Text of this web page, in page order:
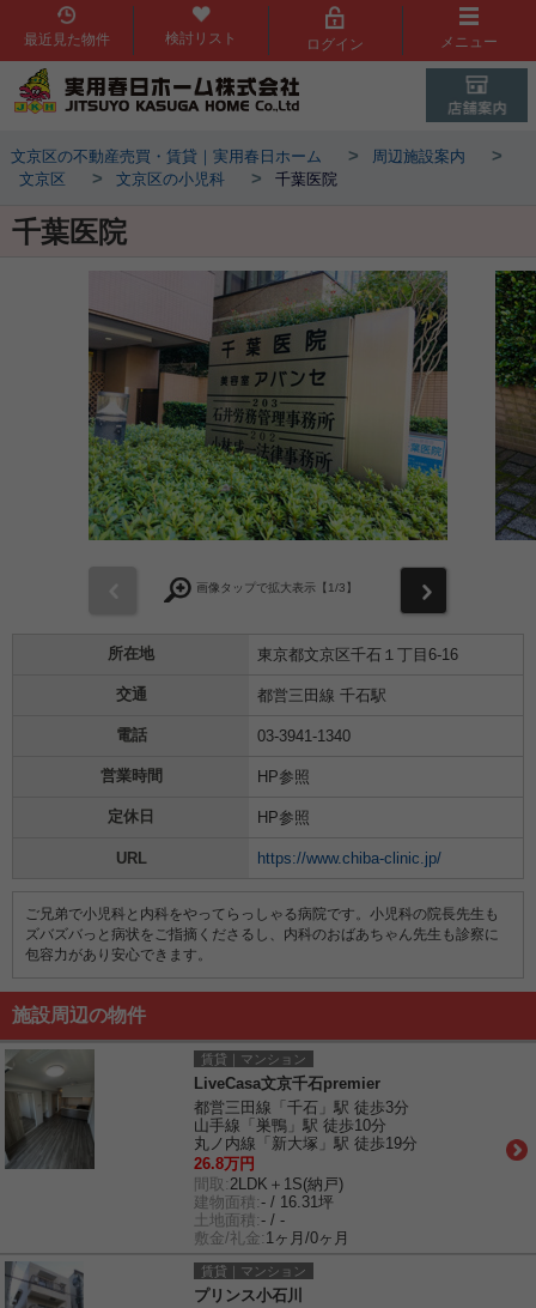
最近見た物件 検討リスト ログイン メニュー
文京区の不動産売買・賃貸｜実用春日ホーム > 周辺施設案内 >
文京区 > 文京区の小児科 > 千葉医院
千葉医院
画像タップで拡大表示【 1/3】
所在地 東京都文京区千石１丁目6-16
交通 都営三田線 千石駅
電話 03-3941-1340
営業時間 HP参照
定休日 HP参照
URL https://www.chiba-clinic.jp/
ご兄弟で小児科と内科をやってらっしゃる病院です。小児科の院長先生も
ズバズバっと病状をご指摘くださるし、内科のおばあちゃん先生も診察に
包容力があり安心できます。
施設周辺の物件
賃貸｜マンション
LiveCasa文京千石premier
都営三田線「千石」駅 徒歩3分
山手線「巣鴨」駅 徒歩10分
丸ノ内線「新大塚」駅 徒歩19分
26.8万円
間取: 2LDK＋1S(納戸)
建物面積:- / 16.31坪
土地面積:- / -
敷金/礼金: 1ヶ月/0ヶ月
賃貸｜マンション
プリンス小石川